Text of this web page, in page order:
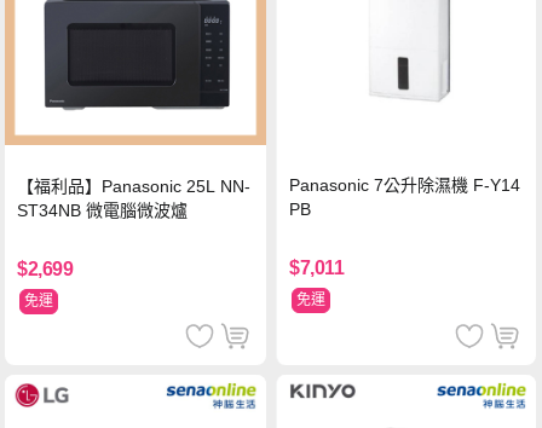
【福利品】Panasonic 25L NN-
ST34NB 微電腦微波爐
$2,699
免運
Panasonic 7公升除濕機 F-Y14
PB
$7,011
免運